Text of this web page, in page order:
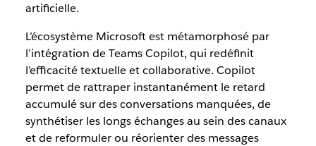
artificielle.
L’écosystème Microsoft est métamorphosé par
l’intégration de Teams Copilot, qui redéfinit
l’efficacité textuelle et collaborative. Copilot
permet de rattraper instantanément le retard
accumulé sur des conversations manquées, de
synthétiser les longs échanges au sein des canaux
et de reformuler ou réorienter des messages